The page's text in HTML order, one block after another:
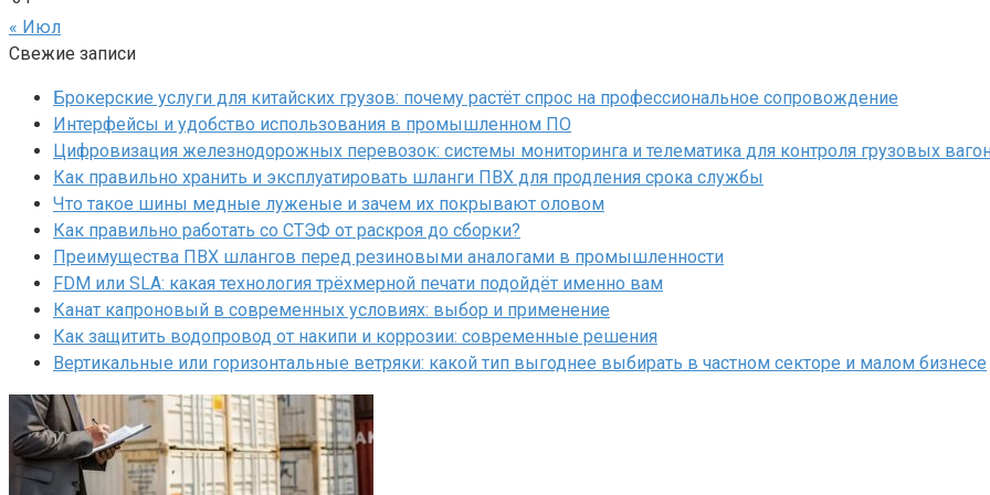
« Июл
Свежие записи
Брокерские услуги для китайских грузов: почему растёт спрос на профессиональное сопровождение
Интерфейсы и удобство использования в промышленном ПО
Цифровизация железнодорожных перевозок: системы мониторинга и телематика для контроля грузовых
Как правильно хранить и эксплуатировать шланги ПВХ для продления срока службы
Что такое шины медные луженые и зачем их покрывают оловом
Как правильно работать со СТЭФ от раскроя до сборки?
Преимущества ПВХ шлангов перед резиновыми аналогами в промышленности
FDM или SLA: какая технология трёхмерной печати подойдёт именно вам
Канат капроновый в современных условиях: выбор и применение
Как защитить водопровод от накипи и коррозии: современные решения
Вертикальные или горизонтальные ветряки: какой тип выгоднее выбирать в частном секторе и малом бизнесе